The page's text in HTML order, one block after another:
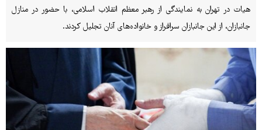
هیات در تهران به نمایندگی از رهبر معظم انقلاب اسلامی، با حضور در منازل
جانبازان، از این جانبازان سرافراز و خانواده‌های آنان تجلیل کردند.